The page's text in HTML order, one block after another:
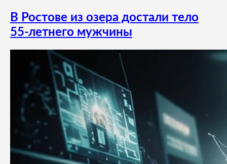
В Ростове из озера достали тело
55-летнего мужчины